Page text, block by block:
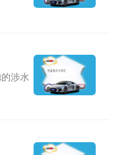
涉水